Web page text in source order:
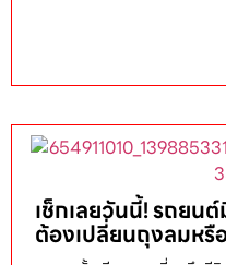
เช็กเลยวันนี้! รถยน
ต้องเปลี่ยนถุงลมหรื